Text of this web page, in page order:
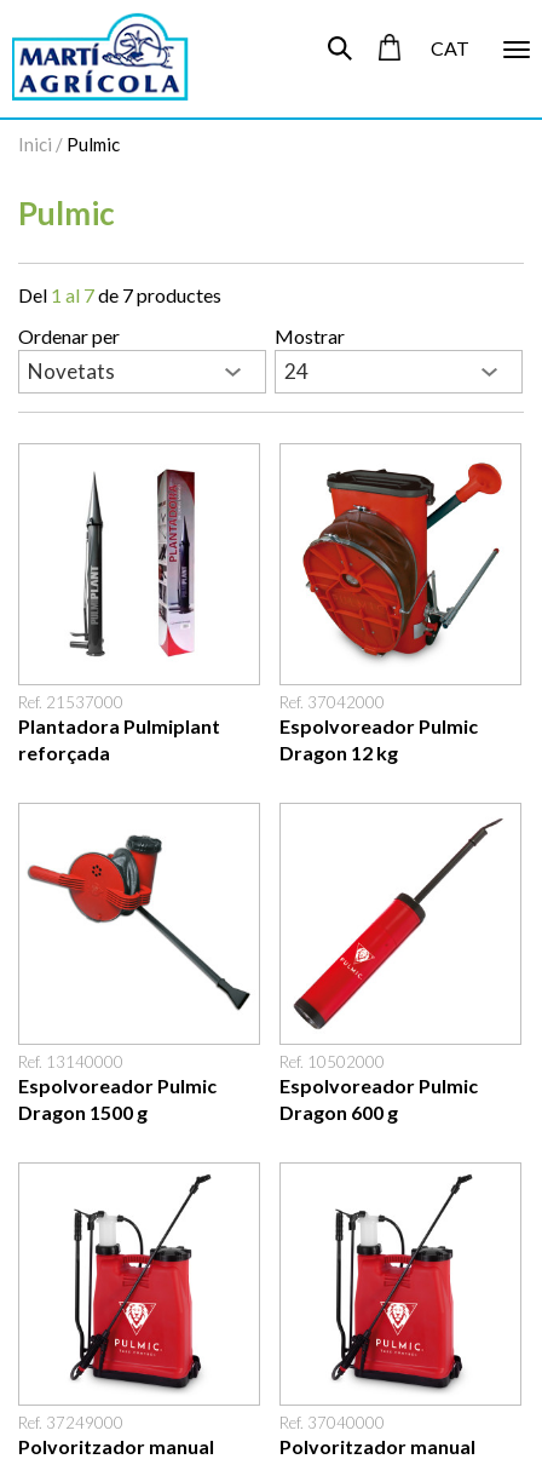
CAT
Inici / Pulmic
Pulmic
Del 1 al 7de 7 productes
Ordenar per
Mostrar
Ref. 21537000
Plantadora Pulmiplant
reforçada
Ref. 37042000
Espolvoreador Pulmic
Dragon 12 kg
Ref. 13140000
Espolvoreador Pulmic
Dragon 1500 g
Ref. 10502000
Espolvoreador Pulmic
Dragon 600 g
Ref. 37249000
Polvoritzador manual
Ref. 37040000
Polvoritzador manual